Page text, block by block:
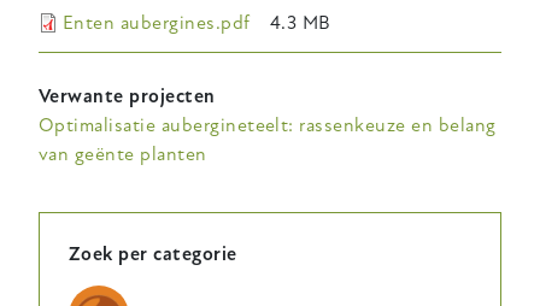
Enten aubergines.pdf 4.3 MB
Verwante projecten
Optimalisatie aubergineteelt: rassenkeuze en belang
van geënte planten
Zoek per categorie